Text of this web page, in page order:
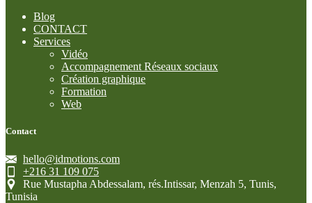
Blog
CONTACT
Services
Vidéo
Accompagnement Réseaux sociaux
Création graphique
Formation
Web
Contact
hello@idmotions.com
+216 31 109 075
Rue Mustapha Abdessalam, rés.Intissar, Menzah 5, Tunis,
Tunisia